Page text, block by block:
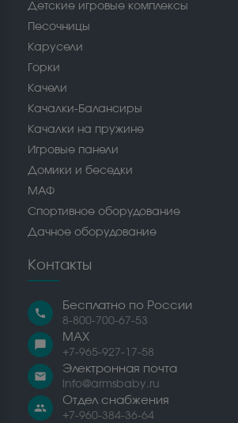
Детские игровые комплексы
Песочницы
Карусели
Горки
Качели
Качалки-Балансиры
Качалки на пружине
Игровые панели
Домики и беседки
МАФ
Спортивное оборудование
Дачное оборудование
Контакты
call
Бесплатно по России
8-800-700-67-53
chat_bubble
MAX
+7-965-927-17-58
email
Электронная почта
info@armsbaby.ru
people
Отдел снабжения
+7-960-384-36-64